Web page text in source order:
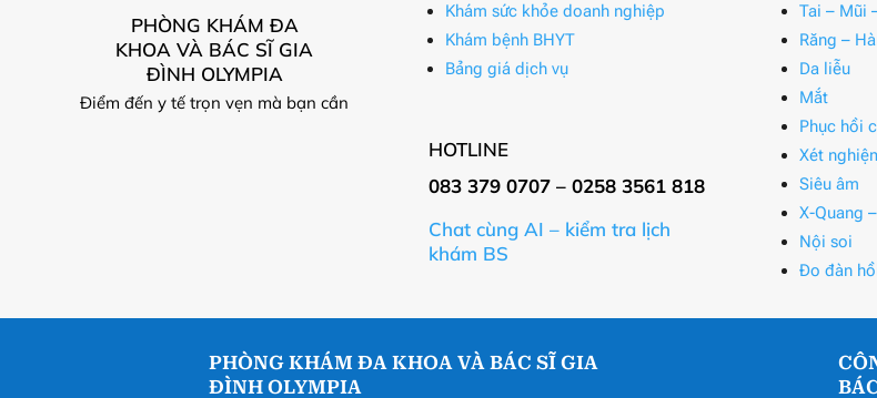
PHÒNG KHÁM ĐA
KHOA VÀ BÁC SĨ GIA
ĐÌNH OLYMPIA
Điểm đến y tế trọn vẹn mà bạn cần
Khám sức khỏe doanh nghiệp
Khám bệnh BHYT
Bảng giá dịch vụ
HOTLINE
083 379 0707 – 0258 3561 818
Chat cùng AI – kiểm tra lịch
khám BS
Tai – Mũi
Răng –
Da liễu
Mắt
Phục hồi
Xét
Siêu âm
X-Quang
Nội soi
Đo đàn
PHÒNG KHÁM ĐA KHOA VÀ BÁC SĨ GIA
ĐÌNH OLYMPIA